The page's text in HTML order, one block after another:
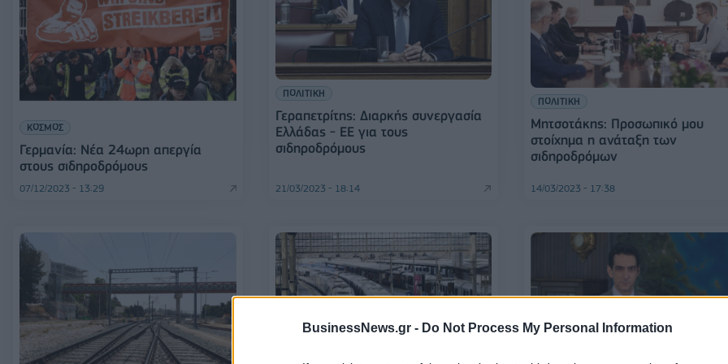
BusinessNews.gr - Do Not Process My Personal Information
ΚΟΣΜΟΣ
Γερμανία: Νέα 24ωρη απεργία
στους σιδηροδρόμους
07/12/2023 - 13:29
ΠΟΛΙΤΙΚΗ
Γεραπετρίτης: Διαρκής συνεργασία
Ελλάδας - ΕΕ για τους
σιδηροδρόμους
21/03/2023 - 18:14
ΠΟΛΙΤΙΚΗ
Μητσοτάκης: Προσωπικό μου
στοίχημα η ανάταξη των
σιδηροδρόμων
14/03/2023 - 17:38